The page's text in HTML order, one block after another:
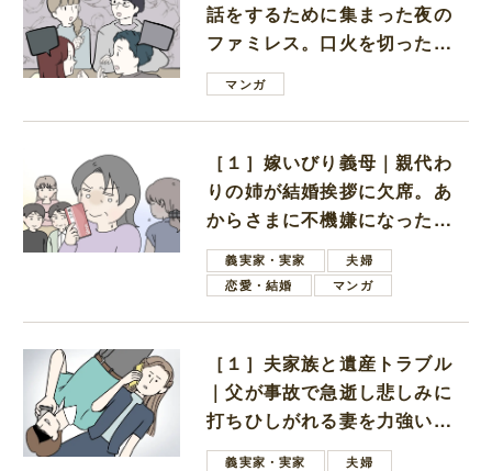
話をするために集まった夜の
ファミレス。口火を切ったの
は電車好きの男の子ママ
マンガ
［１］嫁いびり義母｜親代わ
りの姉が結婚挨拶に欠席。あ
からさまに不機嫌になった義
母義実家・実家
夫婦
恋愛・結婚
マンガ
［１］夫家族と遺産トラブル
｜父が事故で急逝し悲しみに
打ちひしがれる妻を力強い言
葉で励ます夫
義実家・実家
夫婦